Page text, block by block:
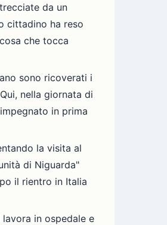
da un
cittadino ha reso
che tocca
sono ricoverati i
nella giornata di
in prima
la visita al
di Niguarda"
il rientro in Italia
in ospedale e